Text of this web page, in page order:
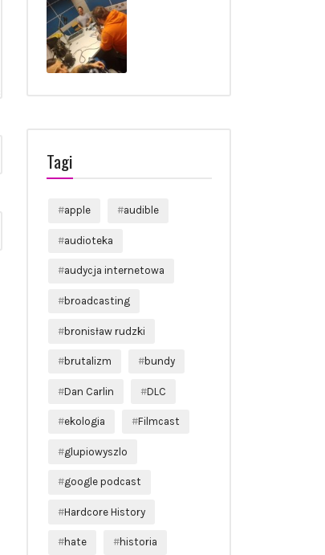
Tagi
apple audible
audioteka
audycja internetowa
broadcasting
bronisław rudzki
brutalizm bundy
Dan Carlin DLC
ekologia Filmcast
glupiowyszlo
google podcast
Hardcore History
hate historia